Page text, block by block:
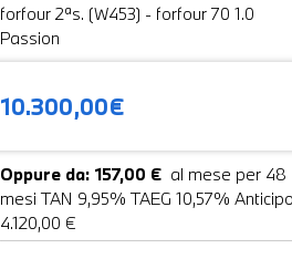
forfour 2ªs. (W453) - forfour 70 1.0
Passion
10.300,00€
Oppure da: 157,00 € al mese per 48
mesi TAN 9,95% TAEG 10,57% Anticipo
4.120,00 €